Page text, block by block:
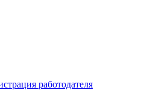
работодателя